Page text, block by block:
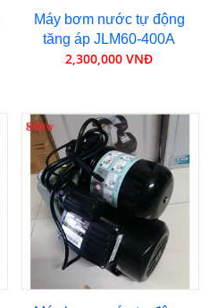
Máy bơm nước tự động
tăng áp JLM60-400A
2,300,000 VNĐ